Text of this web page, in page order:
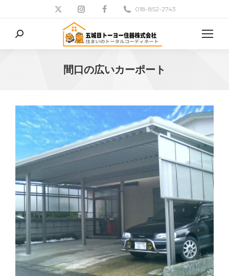
018-852-2743
検
索:
間口の広いカーポート